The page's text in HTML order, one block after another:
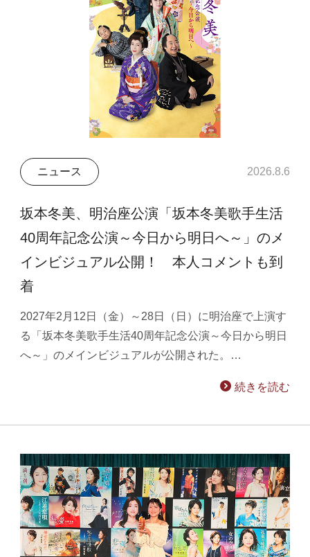
ニュース 2026.8.6
坂本冬美、明治座公演「坂本冬美歌手生活
40周年記念公演～今日から明日へ～」のメ
インビジュアル公開！ 本人コメントも到
着
2027年2月12日（金）～28日（日）に明治座で上演す
る「坂本冬美歌手生活40周年記念公演～今日から明日
へ～」のメインビジュアルが公開された。…
続きを読む